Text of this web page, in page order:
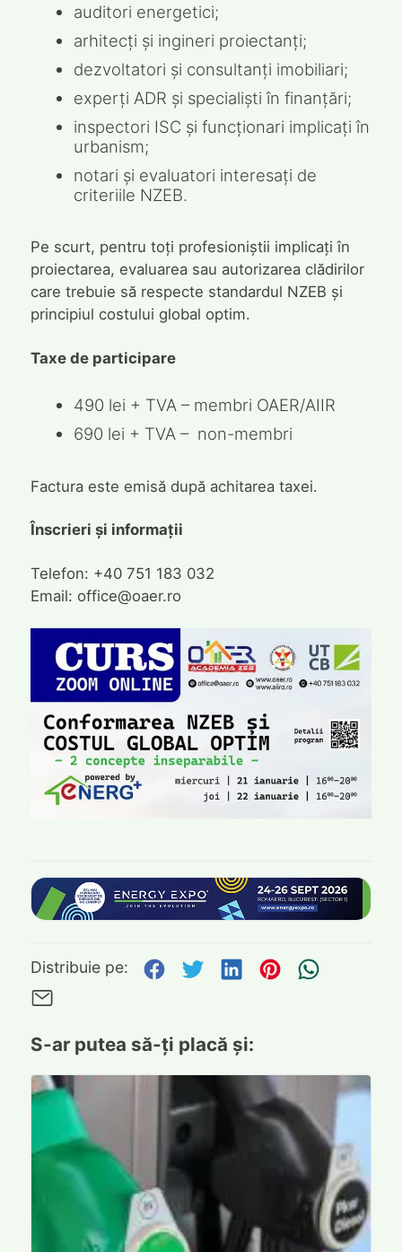
auditori energetici;
arhitecți și ingineri proiectanți;
dezvoltatori și consultanți imobiliari;
experți ADR și specialiști în finanțări;
inspectori ISC și funcționari implicați în
urbanism;
notari și evaluatori interesați de
criteriile NZEB.
Pe scurt, pentru toți profesioniștii implicați în
proiectarea, evaluarea sau autorizarea clădirilor
care trebuie să respecte standardul NZEB și
principiul costului global optim.
Taxe de participare
490 lei + TVA – membri OAER/AIIR
690 lei + TVA – non-membri
Factura este emisă după achitarea taxei.
Înscrieri și informații
Telefon: +40 751 183 032
Email: office@oaer.ro
Distribuie pe: Distribuie pe Facebook
Distribuie pe
Distribuie pe
Distribuie
S-ar putea să-ți placă și: